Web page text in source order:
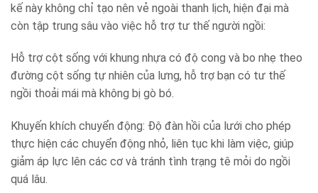
kế này không chỉ tạo nên vẻ ngoài thanh lịch, hiện đại mà
còn tập trung sâu vào việc hỗ trợ tư thế người ngồi:
Hỗ trợ cột sống với khung nhựa có độ cong và bo nhẹ theo
đường cột sống tự nhiên của lưng, hỗ trợ bạn có tư thế
ngồi thoải mái mà không bị gò bó.
Khuyến khích chuyển động: Độ đàn hồi của lưới cho phép
thực hiện các chuyển động nhỏ, liên tục khi làm việc, giúp
giảm áp lực lên các cơ và tránh tình trạng tê mỏi do ngồi
quá lâu.